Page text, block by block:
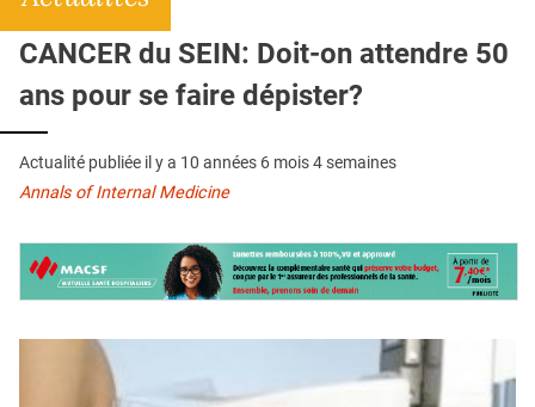
QUI SOMMES-NOUS ?
PUBLICITÉ
CONDITIONS GÉNÉRALES
CONTACT
CANCER du SEIN: Doit-on attendre 50
ans pour se faire dépister?
Actualité publiée il y a 10 années 6 mois 4 semaines
Annals of Internal Medicine